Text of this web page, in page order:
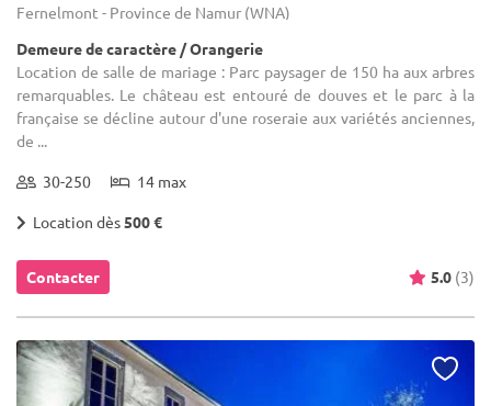
Fernelmont - Province de Namur (WNA)
Demeure de caractère / Orangerie
Location de salle de mariage : Parc paysager de 150 ha aux arbres
remarquables. Le château est entouré de douves et le parc à la
française se décline autour d'une roseraie aux variétés anciennes,
de ...
30-250 14 max
Location dès500 €
Contacter 5.0 (3)